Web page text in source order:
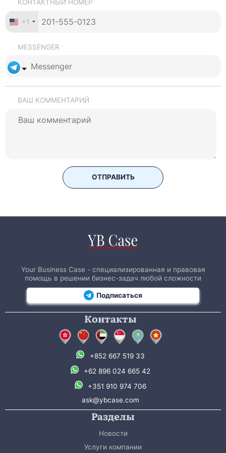
КОНТАКТНЫЙ НОМЕР
+1
MESSENGER
ВАШ КОММЕНТАРИЙ
ОТПРАВИТЬ
Your Business Case - специализированная и правовая
помощь в решении бизнес-задач любой сложности
Подписаться
Контакты
+852 667 519 33
+62 896 024 665 42
+351 910 974 706
ask@ybcase.com
Разделы
Новости
Услуги компании